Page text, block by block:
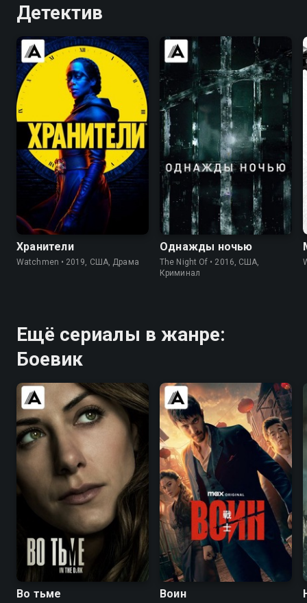
Детектив
8.2
Хранители
Watchmen • 2019, США, Драма
7.8 8.4
Однажды ночью
The Night Of • 2016, США,
Криминал
Ещё сериалы в жанре:
Боевик
7.4 7.5
Во тьме
8.2 8.4
Воин